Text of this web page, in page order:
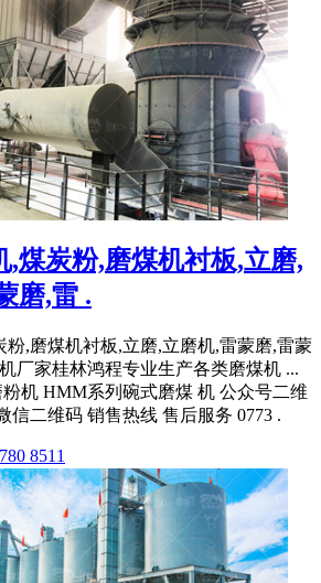
,煤炭粉,磨煤机衬板,立磨,
磨,雷 .
粉,磨煤机衬板,立磨,立磨机,雷蒙磨,雷蒙
厂家桂林鸿程专业生产各类磨煤机 ...
机 HMM系列碗式磨煤 机 公众号二维
信二维码 销售热线 售后服务 0773 .
8511